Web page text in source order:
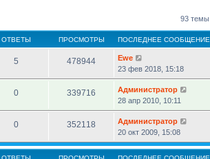
93 темы
ОТВЕТЫ ПРОСМОТРЫ ПОСЛЕДНЕЕ СООБЩЕНИЕ
5 478944
Ewe
23 фев 2018, 15:18
0 339716
Администратор
28 апр 2010, 10:11
0 352118
Администратор
20 окт 2009, 15:08